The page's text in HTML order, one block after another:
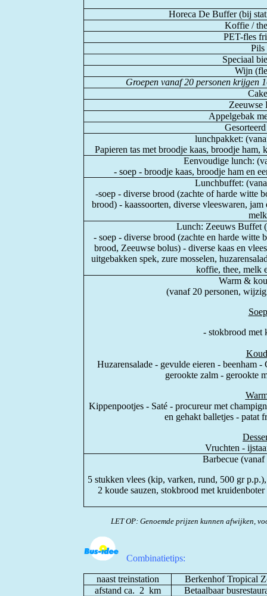
Horeca De Buffer (bij
Koffie /
PET-fles
Pils
Speciaal
Wijn
Groepen vanaf 20 personen krijgen
Cake
Zeeuwse
Appelgebak
lunchpakket:
Papieren tas met broodje kaas, broodje
Eenvoudige lunch:
- soep - broodje kaas, broodje ham en
Lunchbuffet:
-soep - diverse brood (zachte of harde witte
brood) - kaassoorten, diverse vleeswaren,
melk
Lunch: Zeeuws Buffet
- soep - diverse brood (zachte en harde
brood, Zeeuwse bolus) - diverse kaas en
uitgebakken spek, zure mosselen,
koffie, thee, melk
Warm &
(vanaf 20 personen,
Soep
- stokbrood met
Huzarensalade - gevulde eieren - beenham
gerookte zalm - gerookte
Kippenpootjes - Saté - procureur met
en gehakt balletjes - patat
Vruchten -
Barbecue (vanaf
5 stukken vlees (kip, varken, rund, 500 gr
2 koude sauzen, stokbrood met
LET OP: Genoemde prijzen kunnen afwijken,
Combinatietips:
naast treinstation
Berkenhof Tropical
afstand ca. 2 km
Betaalbaar